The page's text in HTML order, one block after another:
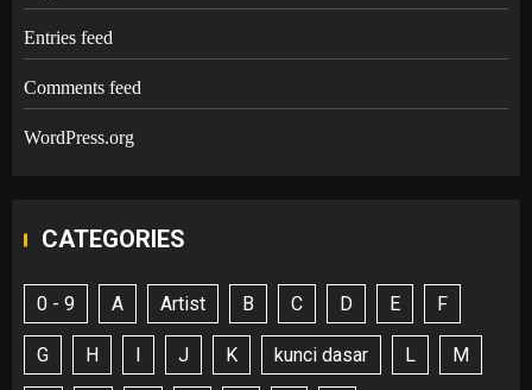
Entries feed
Comments feed
WordPress.org
CATEGORIES
0 - 9 A Artist B C D E F
G H I J K kunci dasar L M